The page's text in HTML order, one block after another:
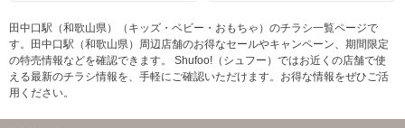
田中口駅（和歌山県）（キッズ・ベビー・おもちゃ）のチラシ一覧ページで
す。田中口駅（和歌山県）周辺店舗のお得なセールやキャンペーン、期間限定
の特売情報などを確認できます。 Shufoo!（シュフー）ではお近くの店舗で使
える最新のチラシ情報を、手軽にご確認いただけます。お得な情報をぜひご活
用ください。